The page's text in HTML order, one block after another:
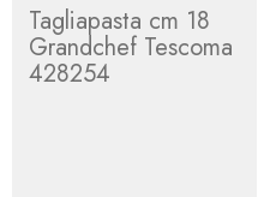
Tagliapasta cm 18
Grandchef Tescoma
428254